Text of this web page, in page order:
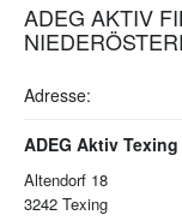
ADEG AKTIV
Adresse:
ADEG Aktiv Texing
Altendorf 18
3242 Texing